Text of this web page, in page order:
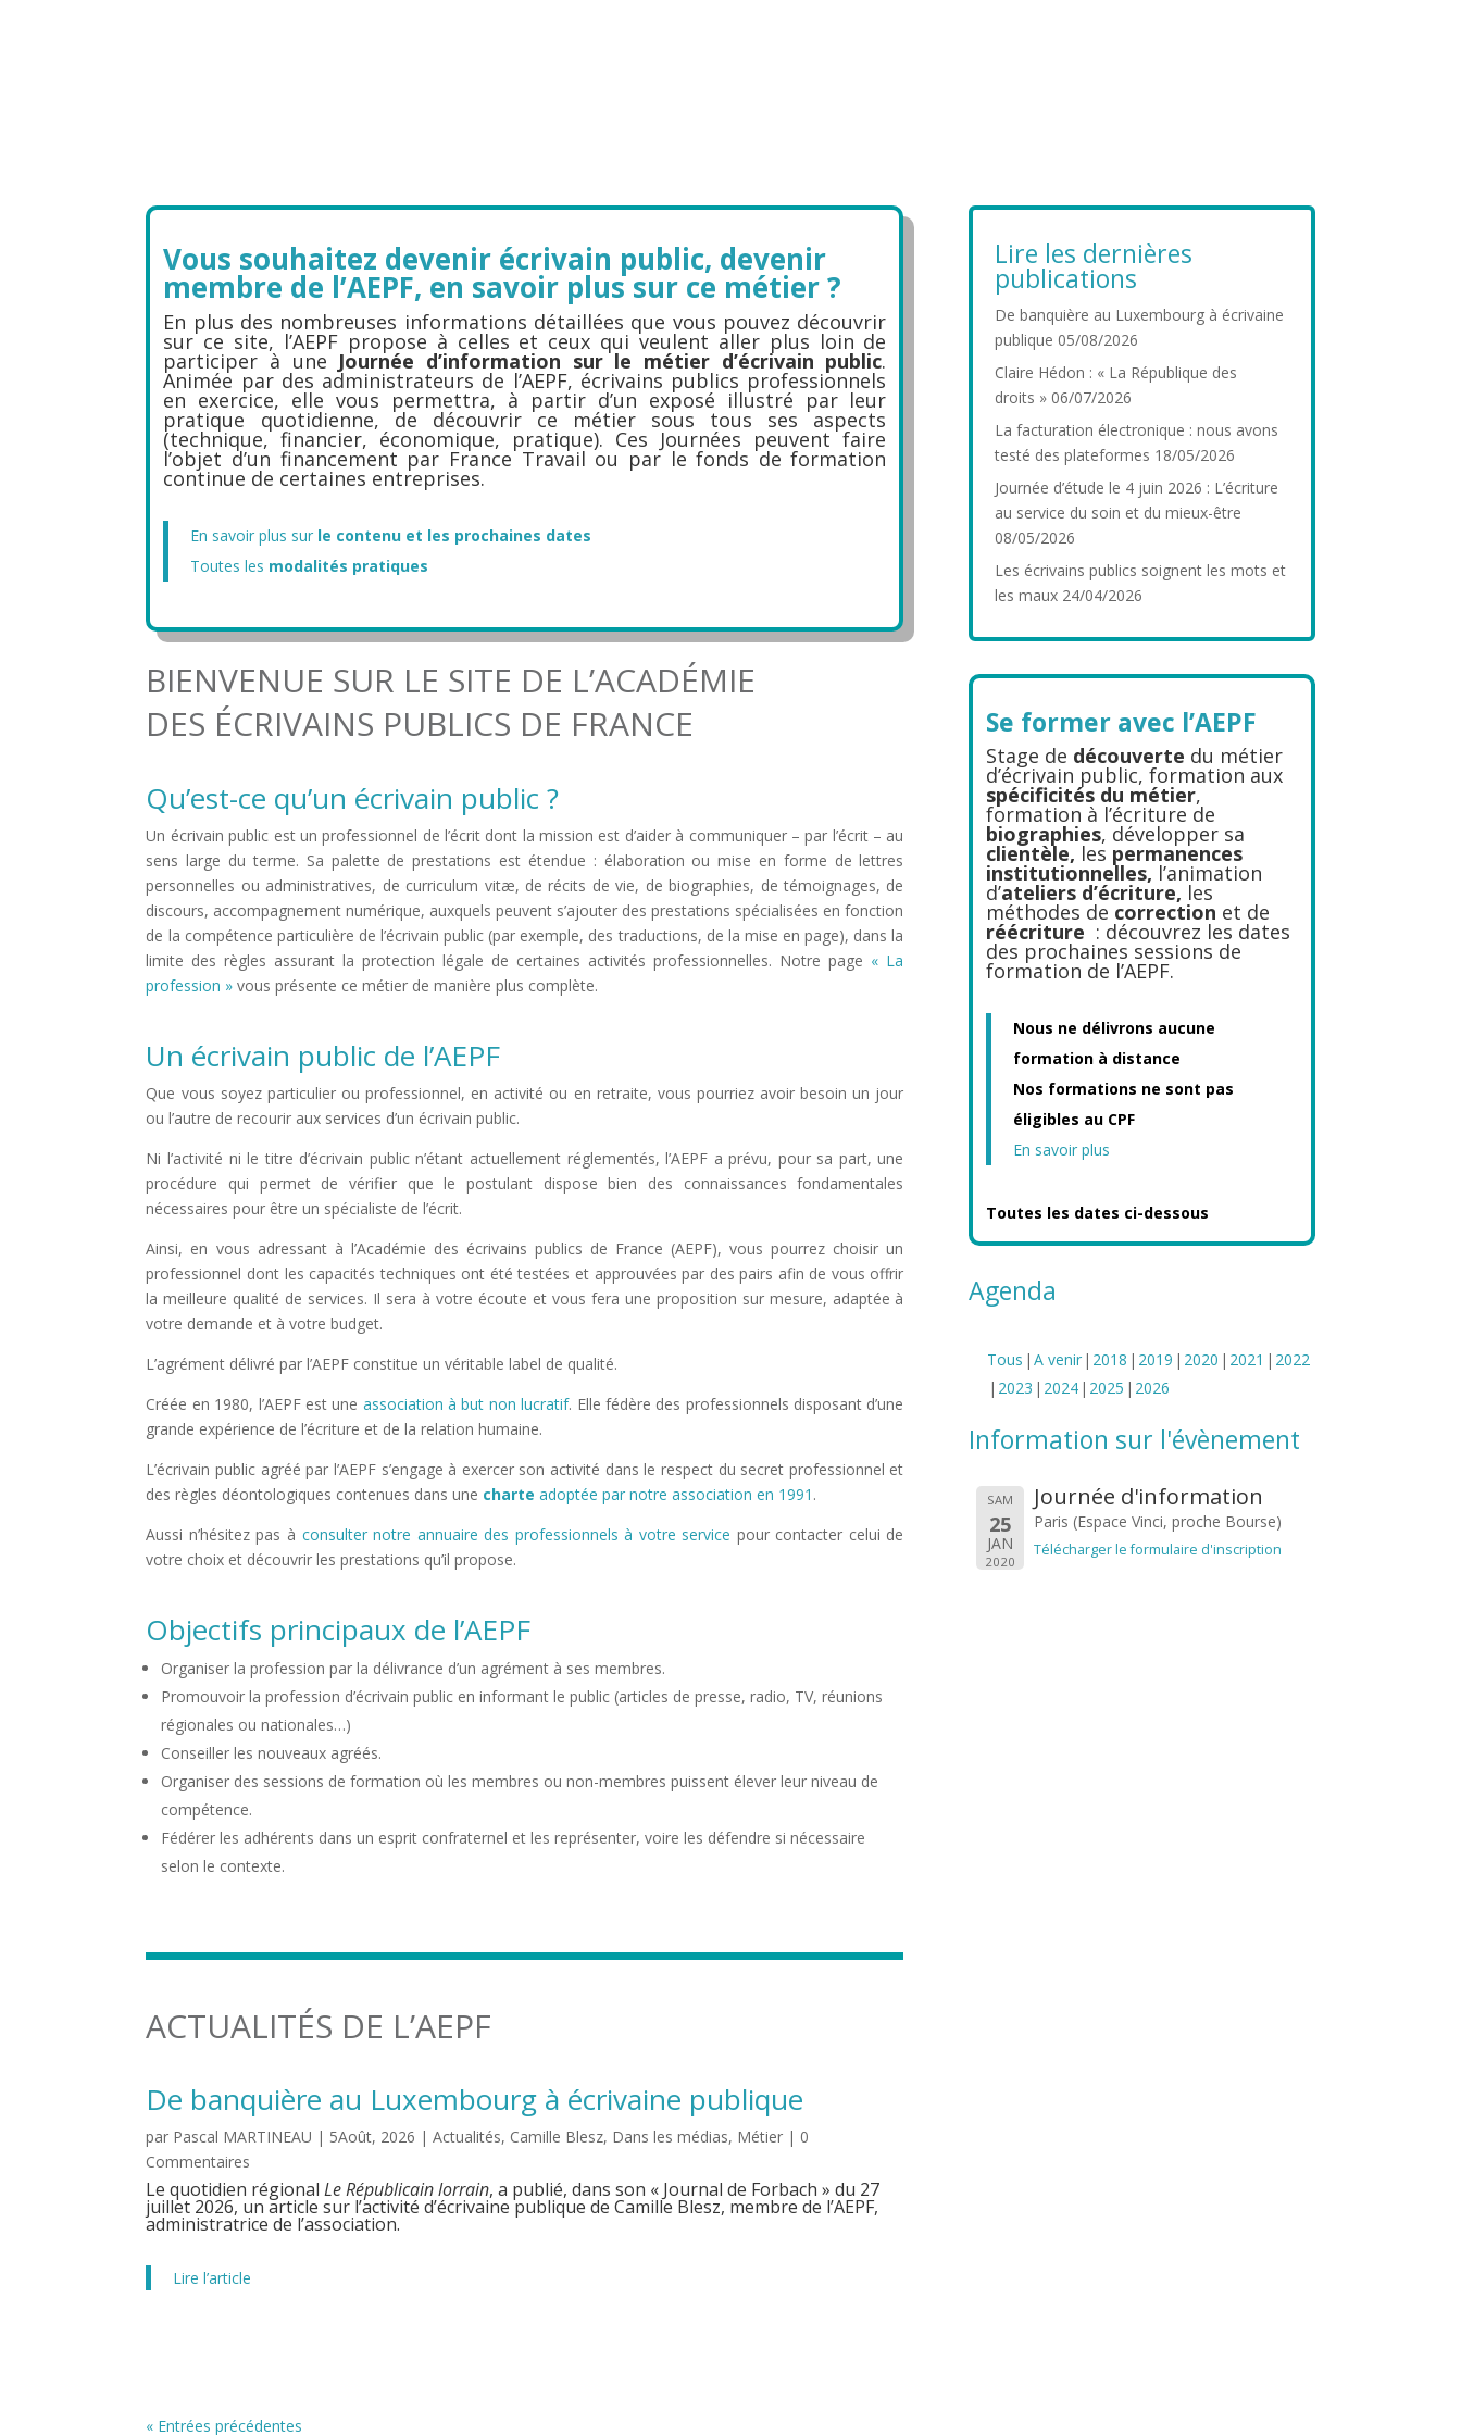
Vous souhaitez devenir écrivain public, devenir
membre de l’AEPF, en savoir plus sur ce métier ?
En plus des nombreuses informations détaillées que vous pouvez découvrir
sur ce site, l’AEPF propose à celles et ceux qui veulent aller plus loin de
participer à une Journée d’information sur le métier d’écrivain public.
Animée par des administrateurs de l’AEPF, écrivains publics professionnels
en exercice, elle vous permettra, à partir d’un exposé illustré par leur
pratique quotidienne, de découvrir ce métier sous tous ses aspects
(technique, financier, économique, pratique). Ces Journées peuvent faire
l’objet d’un financement par France Travail ou par le fonds de formation
continue de certaines entreprises.
En savoir plus sur le contenu et les prochaines dates
Toutes les modalités pratiques
BIENVENUE SUR LE SITE DE L’ACADÉMIE
DES ÉCRIVAINS PUBLICS DE FRANCE
Qu’est-ce qu’un écrivain public ?
Un écrivain public est un professionnel de l’écrit dont la mission est d’aider à communiquer – par l’écrit – au
sens large du terme. Sa palette de prestations est étendue : élaboration ou mise en forme de lettres
personnelles ou administratives, de curriculum vitæ, de récits de vie, de biographies, de témoignages, de
discours, accompagnement numérique, auxquels peuvent s’ajouter des prestations spécialisées en fonction
de la compétence particulière de l’écrivain public (par exemple, des traductions, de la mise en page), dans la
limite des règles assurant la protection légale de certaines activités professionnelles. Notre page « La
profession » vous présente ce métier de manière plus complète.
Un écrivain public de l’AEPF
Que vous soyez particulier ou professionnel, en activité ou en retraite, vous pourriez avoir besoin un jour
ou l’autre de recourir aux services d’un écrivain public.
Ni l’activité ni le titre d’écrivain public n’étant actuellement réglementés, l’AEPF a prévu, pour sa part, une
procédure qui permet de vérifier que le postulant dispose bien des connaissances fondamentales
nécessaires pour être un spécialiste de l’écrit.
Ainsi, en vous adressant à l’Académie des écrivains publics de France (AEPF), vous pourrez choisir un
professionnel dont les capacités techniques ont été testées et approuvées par des pairs afin de vous offrir
la meilleure qualité de services. Il sera à votre écoute et vous fera une proposition sur mesure, adaptée à
votre demande et à votre budget.
L’agrément délivré par l’AEPF constitue un véritable label de qualité.
Créée en 1980, l’AEPF est une association à but non lucratif. Elle fédère des professionnels disposant d’une
grande expérience de l’écriture et de la relation humaine.
L’écrivain public agréé par l’AEPF s’engage à exercer son activité dans le respect du secret professionnel et
des règles déontologiques contenues dans une charte adoptée par notre association en 1991 .
Aussi n’hésitez pas à consulter notre annuaire des professionnels à votre service pour contacter celui de
votre choix et découvrir les prestations qu’il propose.
Objectifs principaux de l’AEPF
Organiser la profession par la délivrance d’un agrément à ses membres.
Promouvoir la profession d’écrivain public en informant le public (articles de presse, radio, TV, réunions
régionales ou nationales…)
Conseiller les nouveaux agréés.
Organiser des sessions de formation où les membres ou non-membres puissent élever leur niveau de
compétence.
Fédérer les adhérents dans un esprit confraternel et les représenter, voire les défendre si nécessaire
selon le contexte.
ACTUALITÉS DE L’AEPF
De banquière au Luxembourg à écrivaine publique
par Pascal MARTINEAU | 5Août, 2026 |Actualités, Camille Blesz, Dans les médias, Métier | 0
Commentaires
Le quotidien régionalLe Républicain lorrain, a publié, dans son « Journal de Forbach » du 27
juillet 2026, un article sur l’activité d’écrivaine publique de Camille Blesz, membre de l’AEPF,
administratrice de l’association.
Lire l’article
« Entrées précédentes
Lire les dernières
publications
De banquière au Luxembourg à écrivaine
publique 05/08/2026
Claire Hédon : « La République des
droits » 06/07/2026
La facturation électronique : nous avons
testé des plateformes 18/05/2026
Journée d’étude le 4 juin 2026 : L’écriture
au service du soin et du mieux-être
08/05/2026
Les écrivains publics soignent les mots et
les maux 24/04/2026
Se former avec l’AEPF
Stage de découverte du métier
d’écrivain public, formation aux
spécificités du métier,
formation à l’écriture de
biographies, développer sa
clientèle, les permanences
institutionnelles, l’animation
d’ateliers d’écriture, les
méthodes de correction et de
réécriture : découvrez les dates
des prochaines sessions de
formation de l’AEPF.
Nous ne délivrons aucune
formation à distance
Nos formations ne sont pas
éligibles au CPF
En savoir plus
Toutes les dates ci-dessous
Agenda
Tous A venir 2018 2019 2020 2021
2022
2023
2024 2025 2026
Information sur l'évènement
SAM
25
JAN
2020
Journée d'information
Paris (Espace Vinci, proche Bourse)
Télécharger le formulaire d'inscription